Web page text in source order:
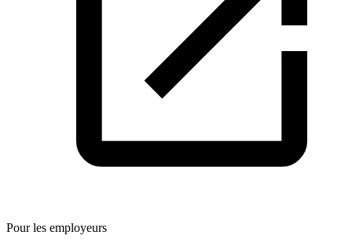
Pour les employeurs